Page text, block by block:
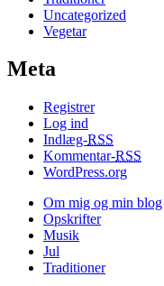
Uncategorized
Vegetar
Meta
Registrer
Log ind
Indlæg-RSS
Kommentar-RSS
WordPress.org
Om mig og min blog
Opskrifter
Musik
Jul
Traditioner